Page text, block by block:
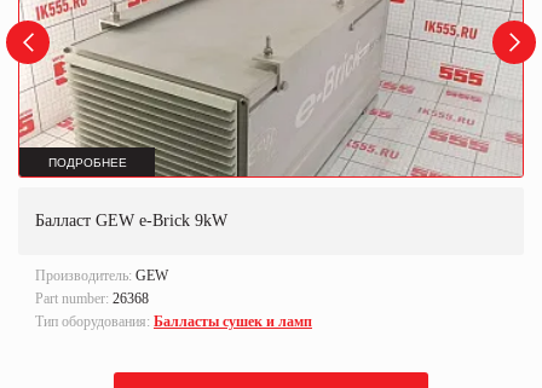
ПОДРОБНЕЕ
Балласт GEW e-Brick 9kW
Производитель: GEW
Part number: 26368
Тип оборудования: Балласты сушек и ламп